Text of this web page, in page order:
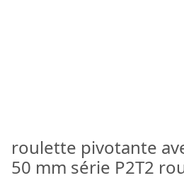
roulette pivotante
50 mm série P2T2